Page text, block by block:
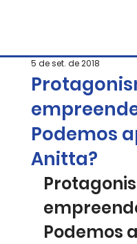
Podemos
Anitta?
5 de set. de 2018
Podemos